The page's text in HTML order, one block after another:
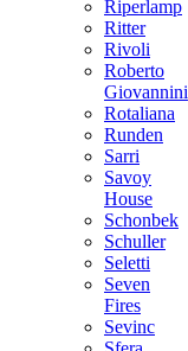
Riperlamp
Ritter
Rivoli
Roberto
Giovannini
Rotaliana
Runden
Sarri
Savoy
House
Schonbek
Schuller
Seletti
Seven
Fires
Sevinc